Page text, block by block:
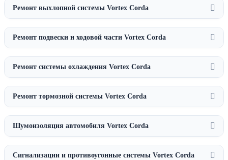
Ремонт выхлопной системы Vortex Corda
Ремонт подвески и ходовой части Vortex Corda
Ремонт системы охлаждения Vortex Corda
Ремонт тормозной системы Vortex Corda
Шумоизоляция автомобиля Vortex Corda
Сигнализации и противоугонные системы Vortex Corda